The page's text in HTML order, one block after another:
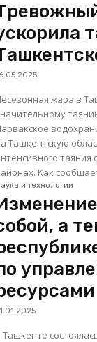
жара в
водохранилище. Аномальная
Ташкентскую
Как
и технологии
а
Ташкенте